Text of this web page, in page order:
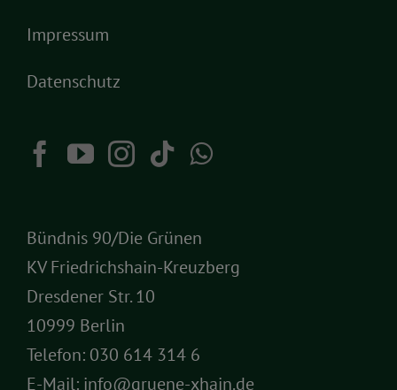
Impressum
Datenschutz
Bündnis 90/Die Grünen
KV Friedrichshain-Kreuzberg
Dresdener Str. 10
10999 Berlin
Telefon: 030 614 314 6
E-Mail: info@gruene-xhain.de